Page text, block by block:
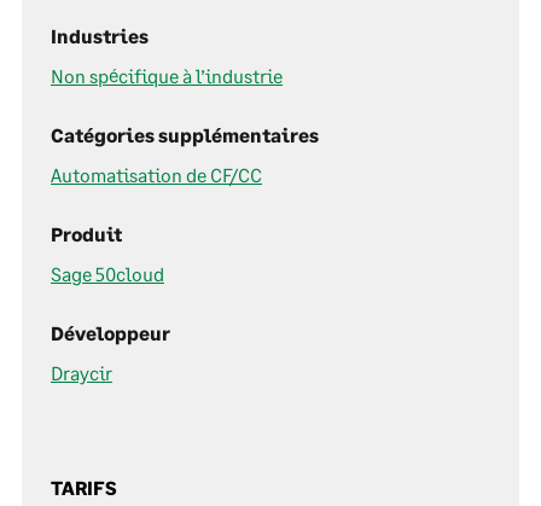
Industries
Non spécifique à l’industrie
Catégories supplémentaires
Automatisation de CF/CC
Produit
Sage 50cloud
Développeur
Draycir
TARIFS